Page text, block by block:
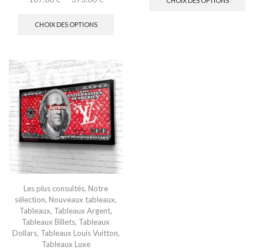
CHOIX DES OPTIONS
Les plus consultés, Notre
sélection, Nouveaux tableaux,
Tableaux, Tableaux Argent,
Tableaux Billets, Tableaux
Dollars, Tableaux Louis Vuitton,
Tableaux Luxe